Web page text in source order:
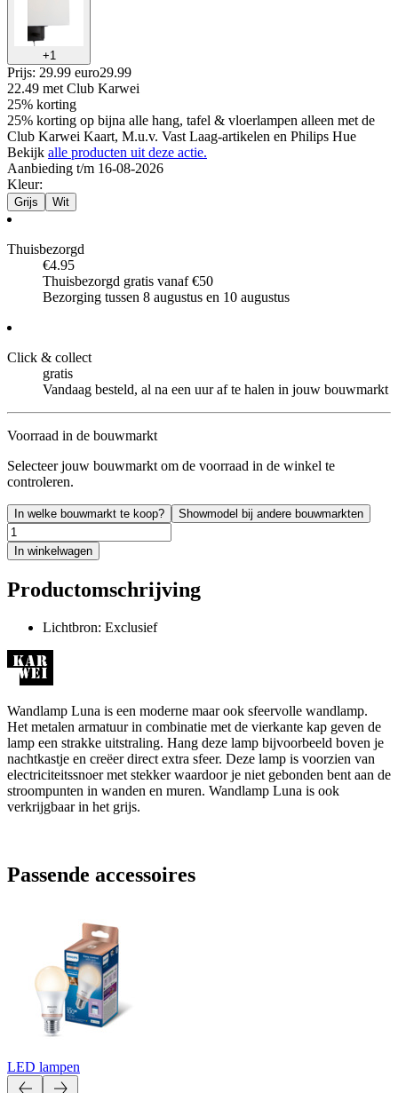
+1
Prijs: 29.99 euro29.99
22.49 met Club Karwei
25% korting
25% korting op bijna alle hang, tafel & vloerlampen alleen met de
Club Karwei Kaart, M.u.v. Vast Laag-artikelen en Philips Hue
Bekijk alle producten uit deze actie.
Aanbieding t/m 16-08-2026
Kleur:
Grijs Wit
Thuisbezorgd
€4.95
Thuisbezorgd gratis vanaf €50
Bezorging tussen 8 augustus en 10 augustus
Click & collect
gratis
Vandaag besteld, al na een uur af te halen in jouw bouwmarkt
Voorraad in de bouwmarkt
Selecteer jouw bouwmarkt om de voorraad in de winkel te
controleren.
In welke bouwmarkt te koop? Showmodel bij andere bouwmarkten
In winkelwagen
Productomschrijving
Lichtbron: Exclusief
Wandlamp Luna is een moderne maar ook sfeervolle wandlamp.
Het metalen armatuur in combinatie met de vierkante kap geven de
lamp een strakke uitstraling. Hang deze lamp bijvoorbeeld boven je
nachtkastje en creëer direct extra sfeer. Deze lamp is voorzien van
electriciteitssnoer met stekker waardoor je niet gebonden bent aan de
stroompunten in wanden en muren. Wandlamp Luna is ook
verkrijgbaar in het grijs.
Passende accessoires
LED lampen